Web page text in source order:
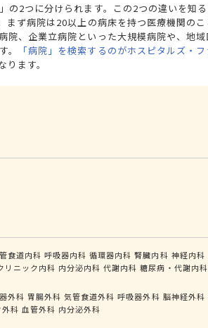
の2つに分けられます。この2つの違いを知る
まず病院は20以上の病床を持つ医療機関のこ
院、企業立病院といった大規模病院や、地域
「病院」を検索するのがホスピタルズ・フ
ます。
食道内科 呼吸器内科 循環器内科 腎臓内科 神経内科
リニック内科 内分泌内科 代謝内科 糖尿病・代謝内科
外科 胃腸外科 気管食道外科 呼吸器外科 脳神経外科
科 血管外科 内分泌外科